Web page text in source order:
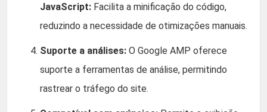
JavaScript: Facilita a minificação do código,
reduzindo a necessidade de otimizações manuais.
Suporte a análises: O Google AMP oferece
suporte a ferramentas de análise, permitindo
rastrear o tráfego do site.